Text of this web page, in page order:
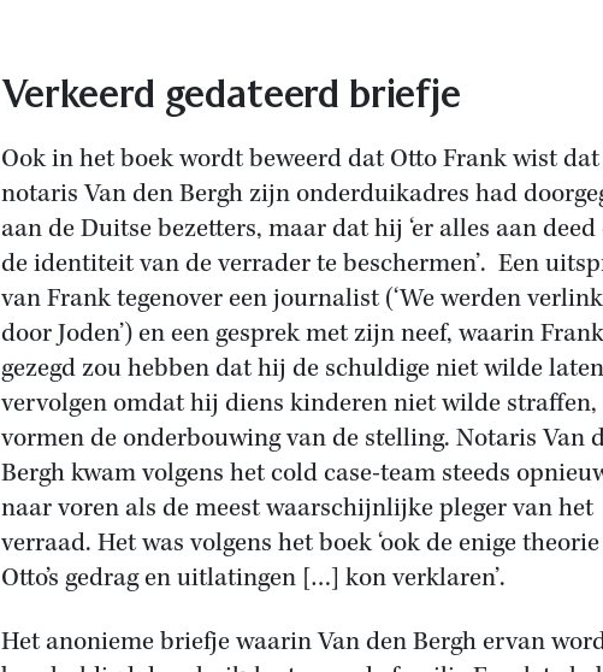
Verkeerd gedateerd briefje
Ook in het boek wordt beweerd dat Otto Frank wist dat
notaris Van den Bergh zijn onderduikadres had
aan de Duitse bezetters, maar dat hij ‘er alles aan
de identiteit van de verrader te beschermen’. Een
van Frank tegenover een journalist (‘We werden
door Joden’) en een gesprek met zijn neef, waarin Frank
gezegd zou hebben dat hij de schuldige niet wilde laten
vervolgen omdat hij diens kinderen niet wilde straffen,
vormen de onderbouwing van de stelling. Notaris Van
Bergh kwam volgens het cold case-team steeds
naar voren als de meest waarschijnlijke pleger van het
verraad. Het was volgens het boek ‘ook de enige
Otto’s gedrag en uitlatingen […] kon verklaren’.
Het anonieme briefje waarin Van den Bergh ervan